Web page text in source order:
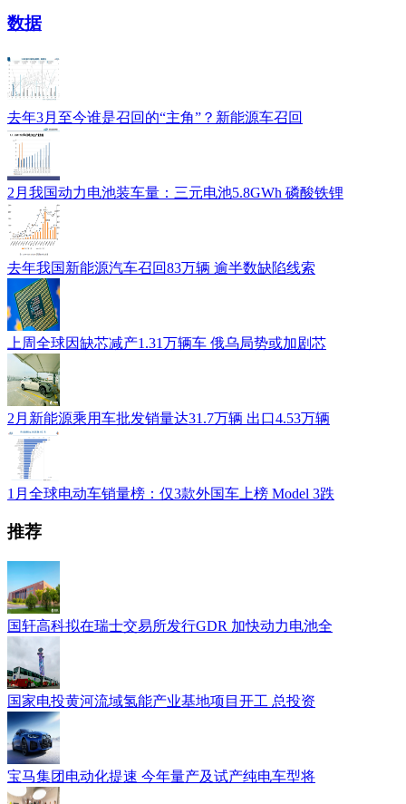
数据
去年3月至今谁是召回的“主角”？新能源车召回
2月我国动力电池装车量：三元电池5.8GWh 磷酸铁锂
去年我国新能源汽车召回83万辆 逾半数缺陷线索
上周全球因缺芯减产1.31万辆车 俄乌局势或加剧芯
2月新能源乘用车批发销量达31.7万辆 出口4.53万辆
1月全球电动车销量榜：仅3款外国车上榜 Model 3跌
推荐
国轩高科拟在瑞士交易所发行GDR 加快动力电池全
国家电投黄河流域氢能产业基地项目开工 总投资
宝马集团电动化提速 今年量产及试产纯电车型将